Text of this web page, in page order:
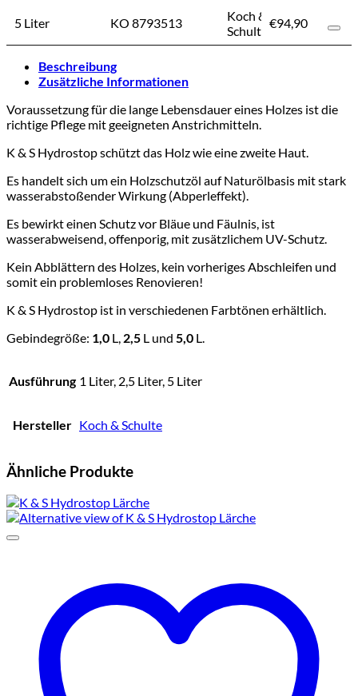
5 Liter KO 8793513
Koch &
Schulte
94,90
€94,90
Beschreibung
Zusätzliche Informationen
Voraussetzung für die lange Lebensdauer eines Holzes ist die
richtige Pflege mit geeigneten Anstrichmitteln.
K & S Hydrostop schützt das Holz wie eine zweite Haut.
Es handelt sich um ein Holzschutzöl auf Naturölbasis mit stark
wasserabstoßender Wirkung (Abperleffekt).
Es bewirkt einen Schutz vor Bläue und Fäulnis, ist
wasserabweisend, offenporig, mit zusätzlichem UV-Schutz.
Kein Abblättern des Holzes, kein vorheriges Abschleifen und
somit ein problemloses Renovieren!
K & S Hydrostop ist in verschiedenen Farbtönen erhältlich.
Gebindegröße: 1,0 L, 2,5 L und 5,0 L.
Ausführung 1 Liter, 2,5 Liter, 5 Liter
Hersteller Koch & Schulte
Ähnliche Produkte